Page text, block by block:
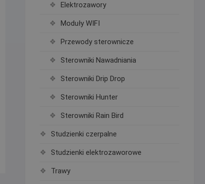
Elektrozawory
Moduły WIFI
Przewody sterownicze
Sterowniki Nawadniania
Sterowniki Drip Drop
Sterowniki Hunter
Sterowniki Rain Bird
Studzienki czerpalne
Studzienki elektrozaworowe
Trawy